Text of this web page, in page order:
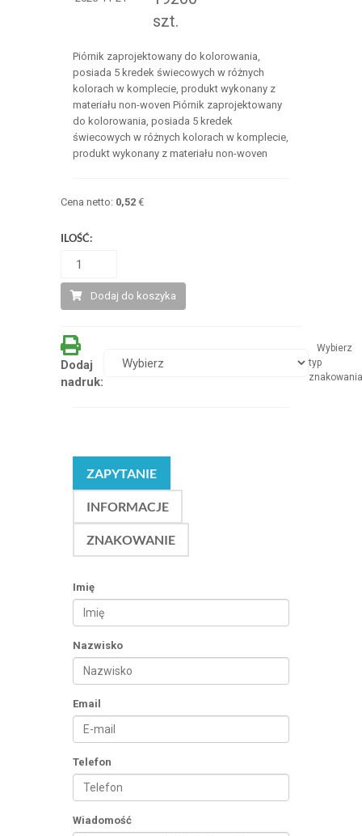
szt.
Piórnik zaprojektowany do kolorowania,
posiada 5 kredek świecowych w różnych
kolorach w komplecie, produkt wykonany z
materiału non-woven Piórnik zaprojektowany
do kolorowania, posiada 5 kredek
świecowych w różnych kolorach w komplecie,
produkt wykonany z materiału non-woven
Cena netto: 0,52€
ILOŚĆ:
Dodaj do koszyka
Dodaj
nadruk:
Wybierz
typ
znakowania
ZAPYTANIE
INFORMACJE
ZNAKOWANIE
Imię
Nazwisko
Email
Telefon
Wiadomość